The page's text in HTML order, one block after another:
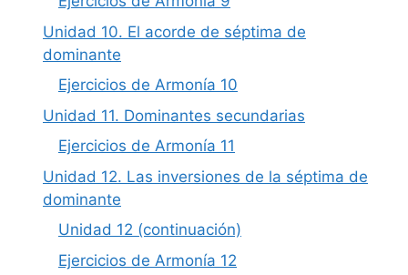
Unidad 10. El acorde de séptima de
dominante
Ejercicios de Armonía 10
Unidad 11. Dominantes secundarias
Ejercicios de Armonía 11
Unidad 12. Las inversiones de la séptima de
dominante
Unidad 12 (continuación)
Ejercicios de Armonía 12